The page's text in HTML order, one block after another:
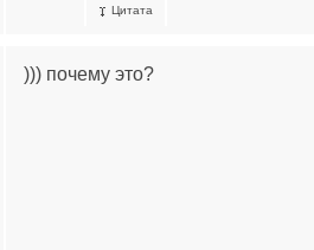
Цитата
))) почему это?